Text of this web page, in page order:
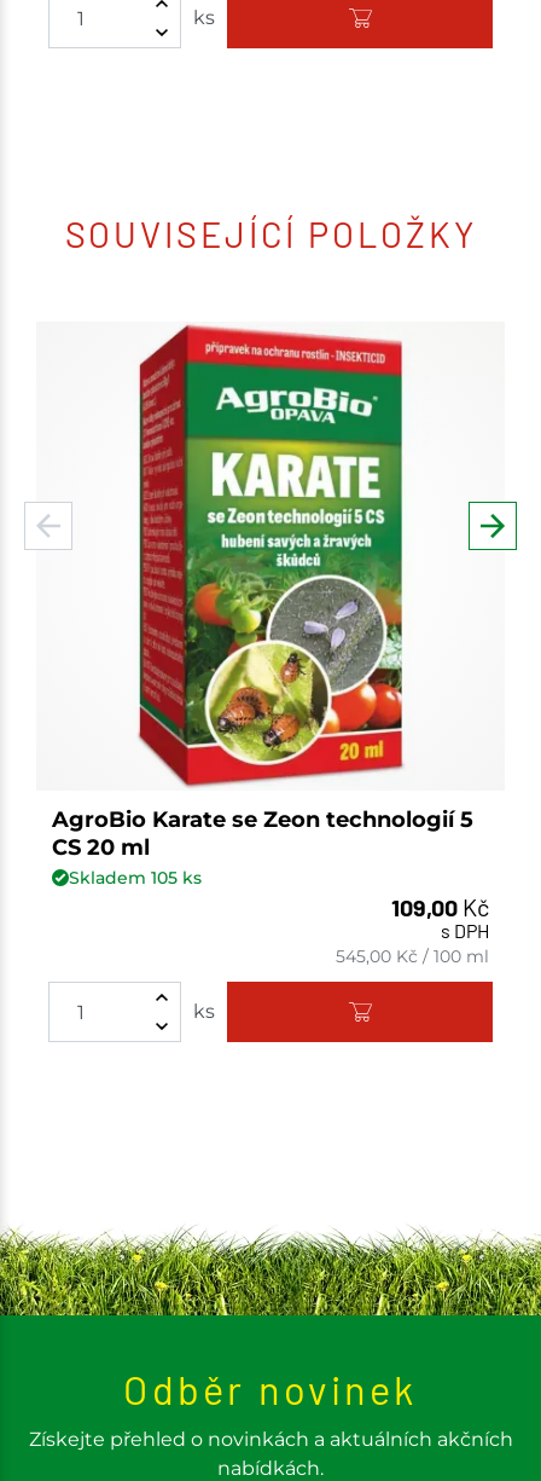
ks
SOUVISEJÍCÍ POLOŽKY
AgroBio Karate se Zeon technologií 5
CS 20 ml
Skladem 105ks
109,00 Kč
s DPH
545,00 Kč /100 ml
ks Množství
Odběr novinek
Získejte přehled o novinkách a aktuálních akčních
nabídkách.